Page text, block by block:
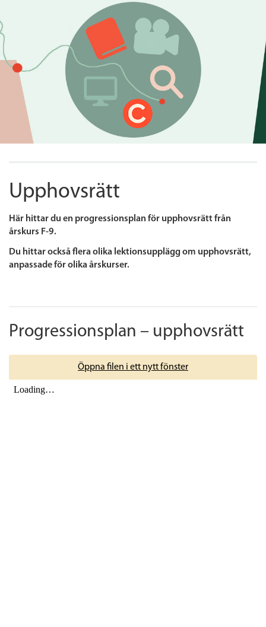
Upphovsrätt
Här hittar du en progressionsplan för upphovsrätt från
årskurs F-9.
Du hittar också flera olika lektionsupplägg om upphovsrätt,
anpassade för olika årskurser.
Progressionsplan – upphovsrätt
Öppna filen i ett nytt fönster